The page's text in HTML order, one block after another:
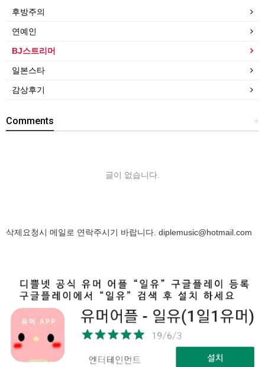
후방주의
연예인
BJ스트리머
일본스타
감상후기
+
Comments
글이 없습니다.
삭제요청시 메일로 연락주시기 바랍니다. diplemusic@hotmail.com